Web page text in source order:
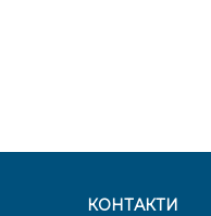
КОНТАКТИ